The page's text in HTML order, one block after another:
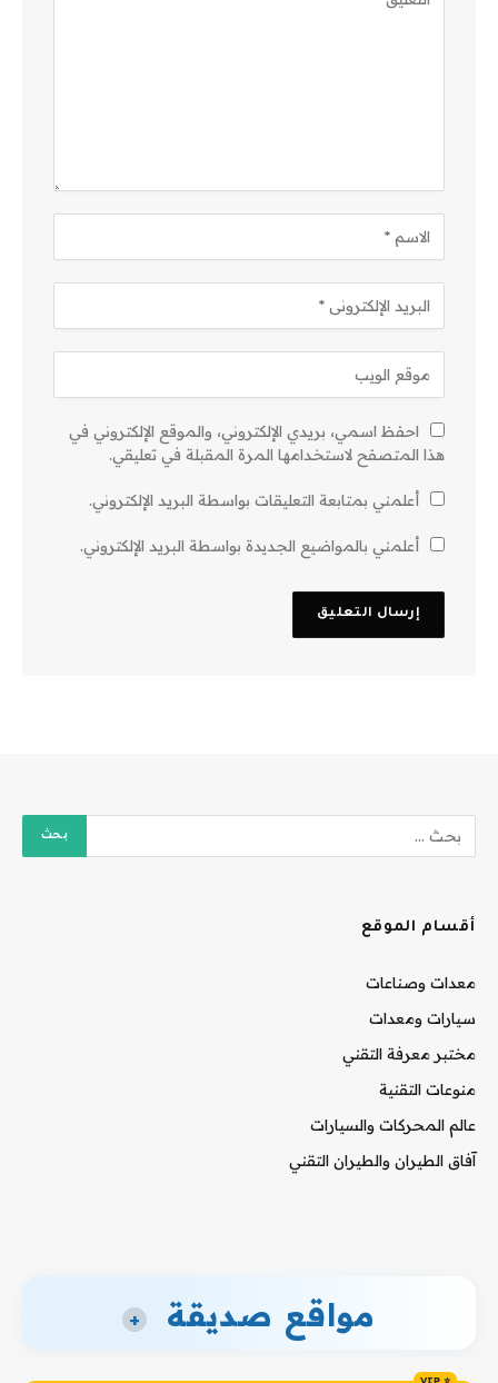
احفظ اسمي، بريدي الإلكتروني، والموقع الإلكتروني في
هذا المتصفح لاستخدامها المرة المقبلة في تعليقي.
أعلمني بمتابعة التعليقات بواسطة البريد الإلكتروني.
أعلمني بالمواضيع الجديدة بواسطة البريد الإلكتروني.
أقسام الموقع
معدات وصناعات
سيارات ومعدات
مختبر معرفة التقني
منوعات التقنية
عالم المحركات والسيارات
آفاق الطيران والطيران التقني
مواقع صديقة +